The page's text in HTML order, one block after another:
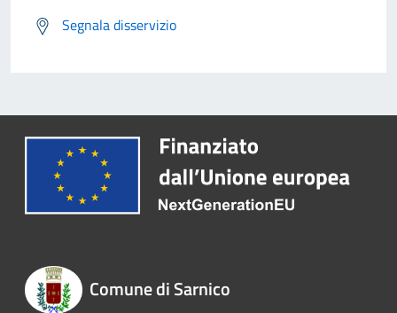
Segnala disservizio
Comune di Sarnico